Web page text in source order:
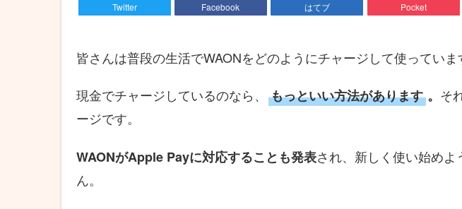
Twitter Facebook はてブ Pocket
皆さんは普段の生活でWAONをどのようにチャージして使っていま
現金でチャージしているのなら、 もっといい方法があります 。 そ
ージです。
WAONがApple Payに対応することも発表され、新しく使い始め
ん。